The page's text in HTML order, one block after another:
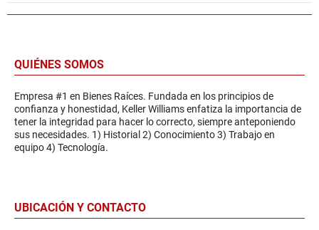
QUIÉNES SOMOS
Empresa #1 en Bienes Raíces. Fundada en los principios de
confianza y honestidad, Keller Williams enfatiza la importancia de
tener la integridad para hacer lo correcto, siempre anteponiendo
sus necesidades. 1) Historial 2) Conocimiento 3) Trabajo en
equipo 4) Tecnología.
UBICACIÓN Y CONTACTO